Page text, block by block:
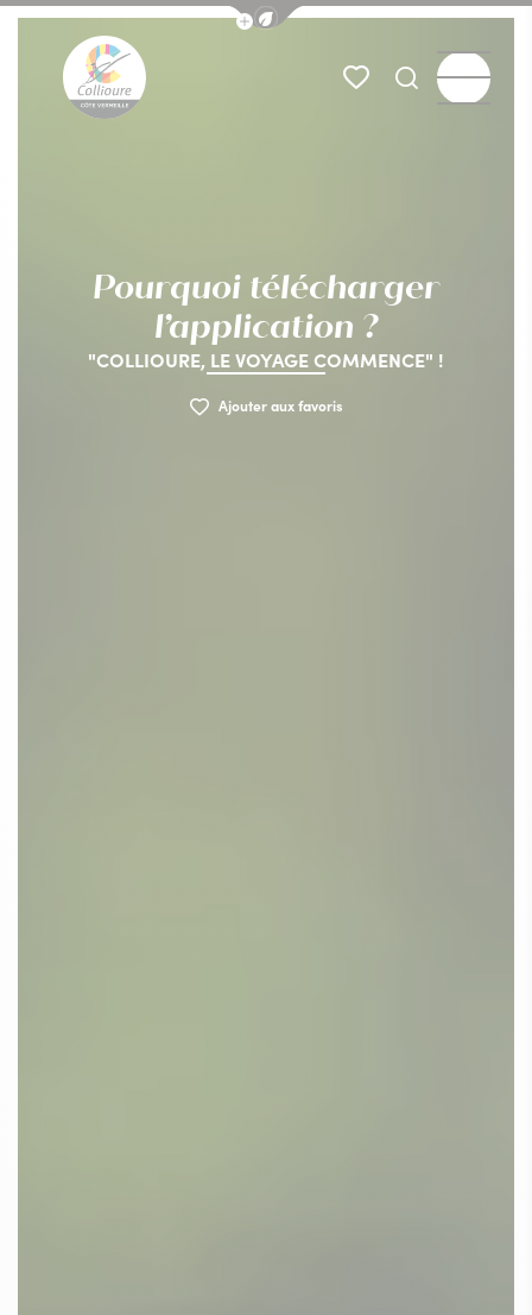
Afficher la barre de navigation du
Mes favoris
Je
Menu
Pourquoi télécharger
l’application ?
"COLLIOURE, LE VOYAGE COMMENCE" !
Ajouter aux favoris